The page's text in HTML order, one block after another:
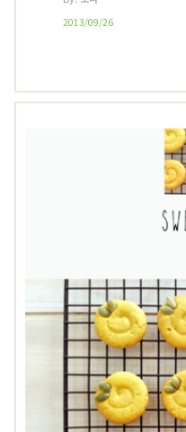
2013/09/26